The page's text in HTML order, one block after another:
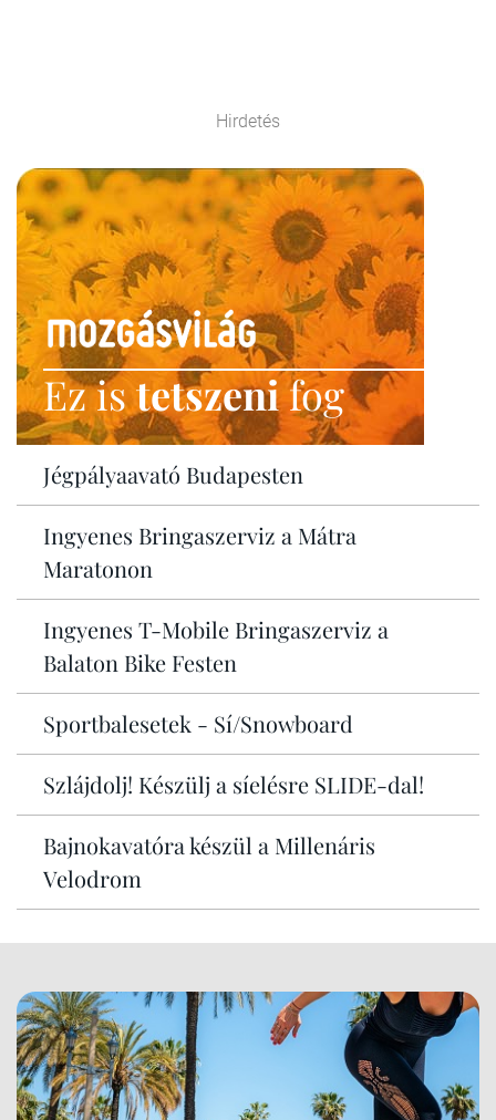
Hirdetés
Ez istetszenifog
Jégpályaavató Budapesten
Ingyenes Bringaszerviz a Mátra
Maratonon
Ingyenes T-Mobile Bringaszerviz a
Balaton Bike Festen
Sportbalesetek - Sí/Snowboard
Szlájdolj! Készülj a síelésre SLIDE-dal!
Bajnokavatóra készül a Millenáris
Velodrom